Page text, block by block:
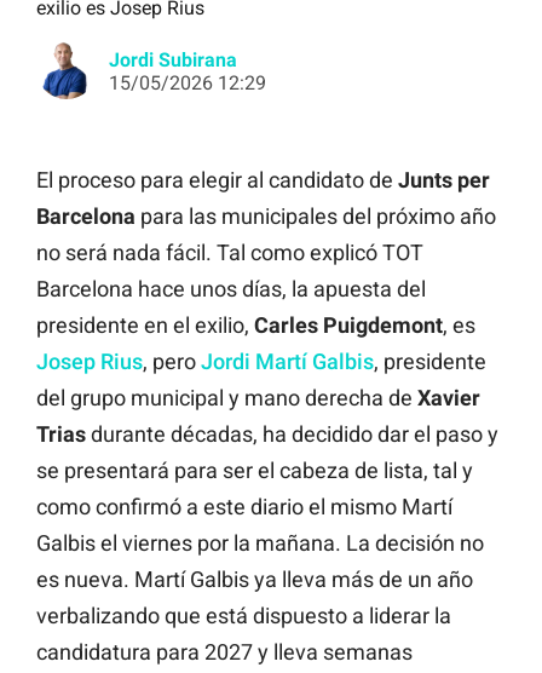
exilio es Josep Rius
Jordi Subirana
15/05/2026 12:29
El proceso para elegir al candidato de Junts per
Barcelona para las municipales del próximo año
no será nada fácil. Tal como explicó TOT
Barcelona hace unos días, la apuesta del
presidente en el exilio, Carles Puigdemont, es
Josep Rius, peroJordi Martí Galbis, presidente
del grupo municipal y mano derecha de Xavier
Triasdurante décadas, ha decidido dar el paso y
se presentará para ser el cabeza de lista, tal y
como confirmó a este diario el mismo Martí
Galbis el viernes por la mañana. La decisión no
es nueva. Martí Galbis ya lleva más de un año
verbalizando que está dispuesto a liderar la
candidatura para 2027 y lleva semanas